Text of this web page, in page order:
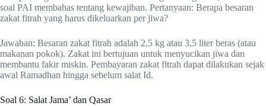
soal PAI membahas tentang kewajiban. Pertanyaan: Berapa besaran
zakat fitrah yang harus dikeluarkan per jiwa?
Jawaban: Besaran zakat fitrah adalah 2,5 kg atau 3,5 liter beras (atau
makanan pokok). Zakat ini bertujuan untuk menyucikan jiwa dan
membantu fakir miskin. Pembayaran zakat fitrah dapat dilakukan sejak
awal Ramadhan hingga sebelum salat Id.
Soal 6: Salat Jama’ dan Qasar